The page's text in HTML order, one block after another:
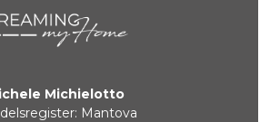
Michielotto
Mantova